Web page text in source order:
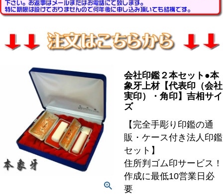
会社印鑑２本セット●本
象牙上材【代表印（会社
実印）・角印】吉相サイ
ズ
【完全手彫り印鑑の通
販・ケース付き法人印鑑
セット】
住所判ゴム印サービス！
作成に最低10営業日必
要